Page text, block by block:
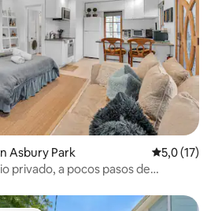
Asbury Park Calificación
5,0 (17)
privado, a pocos pasos de